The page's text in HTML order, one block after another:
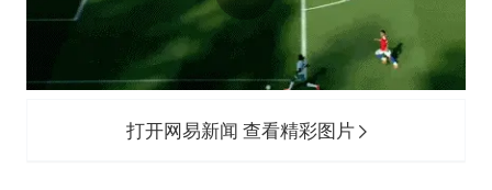
打开网易新闻 查看精彩图片